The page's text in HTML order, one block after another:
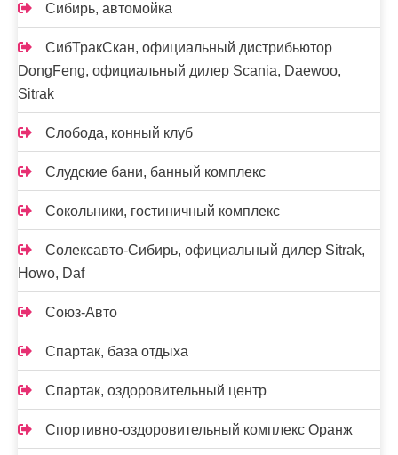
Сибирь, автомойка
СибТракСкан, официальный дистрибьютор
DongFeng, официальный дилер Scania, Daewoo,
Sitrak
Слобода, конный клуб
Слудские бани, банный комплекс
Сокольники, гостиничный комплекс
Солексавто-Сибирь, официальный дилер Sitrak,
Howo, Daf
Союз-Авто
Спартак, база отдыха
Спартак, оздоровительный центр
Спортивно-оздоровительный комплекс Оранж